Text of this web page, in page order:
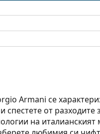
Armani се
от разходите
на италианският